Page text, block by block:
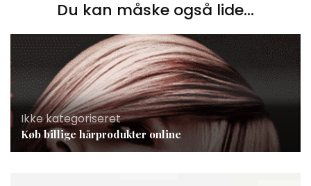
Du kan måske også lide...
Ikke kategoriseret
Køb billige hårprodukter online